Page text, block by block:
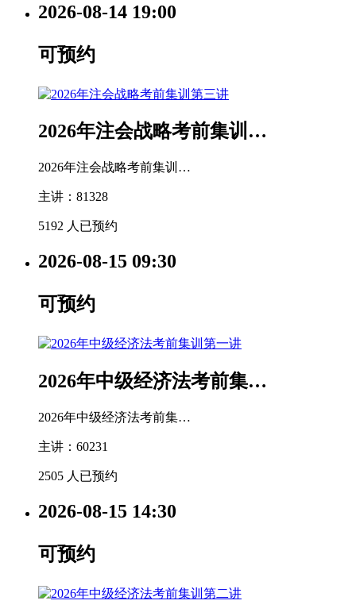
2026-08-14 19:00
可预约
2026年注会战略考前集训…
2026年注会战略考前集训…
主讲：81328
5192 人已预约
2026-08-15 09:30
可预约
2026年中级经济法考前集…
2026年中级经济法考前集…
主讲：60231
2505 人已预约
2026-08-15 14:30
可预约